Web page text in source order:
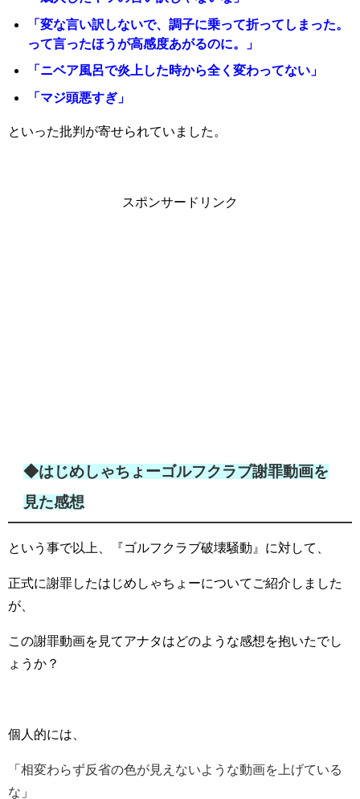
「変な言い訳しないで、調子に乗って折ってしまった。
って言ったほうが高感度あがるのに。」
「ニベア風呂で炎上した時から全く変わってない」
「マジ頭悪すぎ」
といった批判が寄せられていました。
スポンサードリンク
◆はじめしゃちょーゴルフクラブ謝罪動画を
見た感想
という事で以上、『ゴルフクラブ破壊騒動』に対して、
正式に謝罪したはじめしゃちょーについてご紹介しました
が、
この謝罪動画を見てアナタはどのような感想を抱いたでし
ょうか？
個人的には、
「 相変わらず反省の色が見えないような動画を上げている
な 」